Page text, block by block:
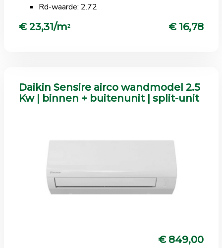
Rd-waarde: 2.72
€ 23,31/m2 € 16,78
Daikin Sensire airco wandmodel 2.5
Kw | binnen + buitenunit | split-unit
€ 849,00